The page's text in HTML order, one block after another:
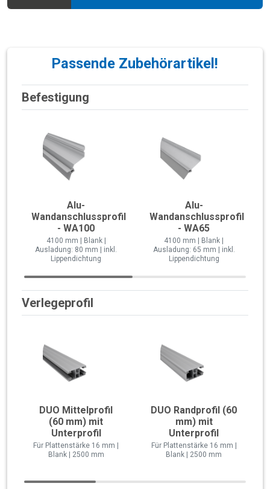
Passende Zubehörartikel!
Befestigung
Alu-
Wandanschlussprofil
- WA100
4100 mm | Blank |
Ausladung: 80 mm | inkl.
Lippendichtung
Alu-
Wandanschlussprofil
- WA65
4100 mm | Blank |
Ausladung: 65 mm | inkl.
Lippendichtung
Verlegeprofil
DUO Mittelprofil
(60 mm) mit
Unterprofil
Für Plattenstärke 16 mm |
Blank | 2500 mm
DUO Randprofil (60
mm) mit
Unterprofil
Für Plattenstärke 16 mm |
Blank | 2500 mm